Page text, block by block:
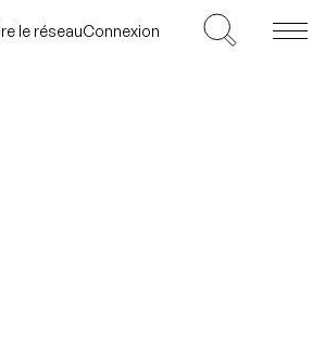
le réseauConnexion